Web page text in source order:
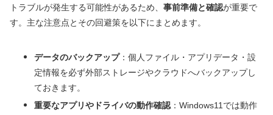
トラブルが発生する可能性があるため、 事前準備と確認が重要で
す。主な注意点とその回避策を以下にまとめます。
データのバックアップ：個人ファイル・アプリデータ・設
定情報を必ず外部ストレージやクラウドへバックアップし
ておきます。
重要なアプリやドライバの動作確認 ：Windows11では動作